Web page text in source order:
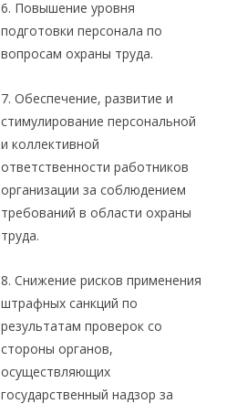
6. Повышение уровня
подготовки персонала по
вопросам охраны труда.
7. Обеспечение, развитие и
стимулирование персональной
и коллективной
ответственности работников
организации за соблюдением
требований в области охраны
труда.
8. Снижение рисков применения
штрафных санкций по
результатам проверок со
стороны органов,
осуществляющих
государственный надзор за